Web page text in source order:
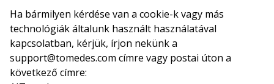
Ha bármilyen kérdése van a cookie-k vagy más
technológiák általunk használt használatával
kapcsolatban, kérjük, írjon nekünk a
support@tomedes.com címre vagy postai úton a
következő címre: